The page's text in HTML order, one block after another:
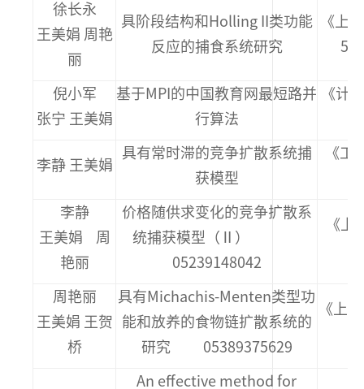
徐长永
王美娟 周艳
丽
具阶段结构和Holling II类功能
反应的捕食系统研究
《上
5
倪小军
张宁 王美娟
基于MPI的中国教育网最短路并
行算法
《计
李静 王美娟
具有常时滞的竞争扩散系统捕
获模型
《工
李静
王美娟 周
艳丽
价格随供求变化的竞争扩散系
统捕获模型（Ⅱ）
05239148042
《上
周艳丽
王美娟 王贺
桥
具有Michachis-Menten类型功
能和放养的食物链扩散系统的
研究 05389375629
《上
An effective method for